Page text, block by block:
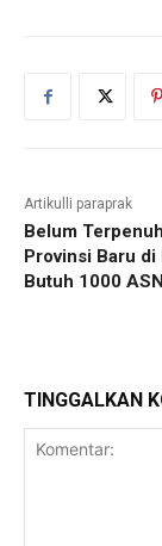
Artikulli paraprak
Belum
Provinsi Baru di
Butuh 1000 ASN
TINGGALKAN